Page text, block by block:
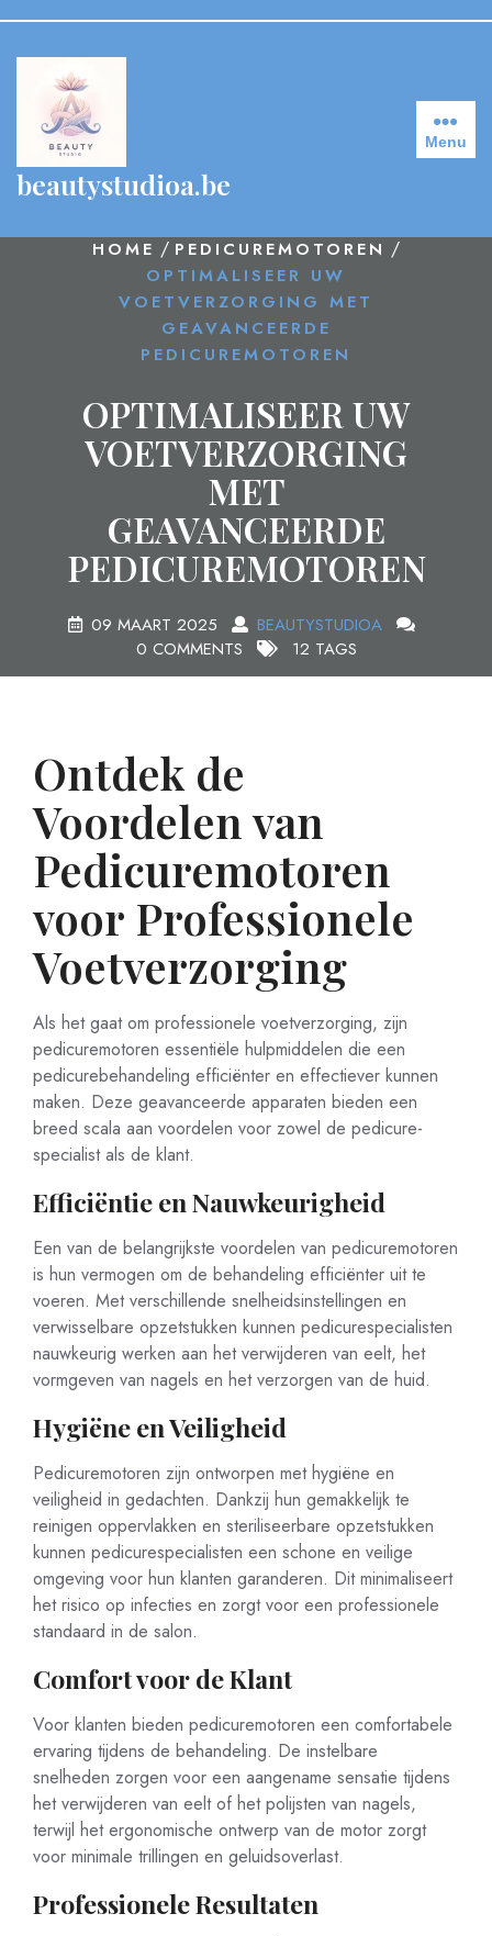
content
beautystudioa.be
Menu
HOME / PEDICUREMOTOREN /
OPTIMALISEER UW
VOETVERZORGING MET
GEAVANCEERDE
PEDICUREMOTOREN
OPTIMALISEER UW
VOETVERZORGING
MET
GEAVANCEERDE
PEDICUREMOTOREN
09 MAART 2025
BEAUTYSTUDIOA
0 COMMENTS
12 TAGS
Ontdek de
Voordelen van
Pedicuremotoren
voor Professionele
Voetverzorging
Als het gaat om professionele voetverzorging, zijn
pedicuremotoren essentiële hulpmiddelen die een
pedicurebehandeling efficiënter en effectiever kunnen
maken. Deze geavanceerde apparaten bieden een
breed scala aan voordelen voor zowel de pedicure-
specialist als de klant.
Efficiëntie en Nauwkeurigheid
Een van de belangrijkste voordelen van pedicuremotoren
is hun vermogen om de behandeling efficiënter uit te
voeren. Met verschillende snelheidsinstellingen en
verwisselbare opzetstukken kunnen pedicurespecialisten
nauwkeurig werken aan het verwijderen van eelt, het
vormgeven van nagels en het verzorgen van de huid.
Hygiëne en Veiligheid
Pedicuremotoren zijn ontworpen met hygiëne en
veiligheid in gedachten. Dankzij hun gemakkelijk te
reinigen oppervlakken en steriliseerbare opzetstukken
kunnen pedicurespecialisten een schone en veilige
omgeving voor hun klanten garanderen. Dit minimaliseert
het risico op infecties en zorgt voor een professionele
standaard in de salon.
Comfort voor de Klant
Voor klanten bieden pedicuremotoren een comfortabele
ervaring tijdens de behandeling. De instelbare
snelheden zorgen voor een aangename sensatie tijdens
het verwijderen van eelt of het polijsten van nagels,
terwijl het ergonomische ontwerp van de motor zorgt
voor minimale trillingen en geluidsoverlast.
Professionele Resultaten